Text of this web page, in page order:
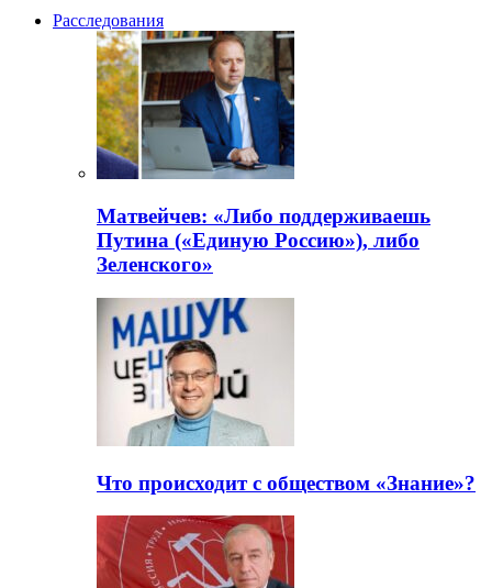
Расследования
Матвейчев: «Либо поддерживаешь
Путина («Единую Россию»), либо
Зеленского»
Что происходит с обществом «Знание»?